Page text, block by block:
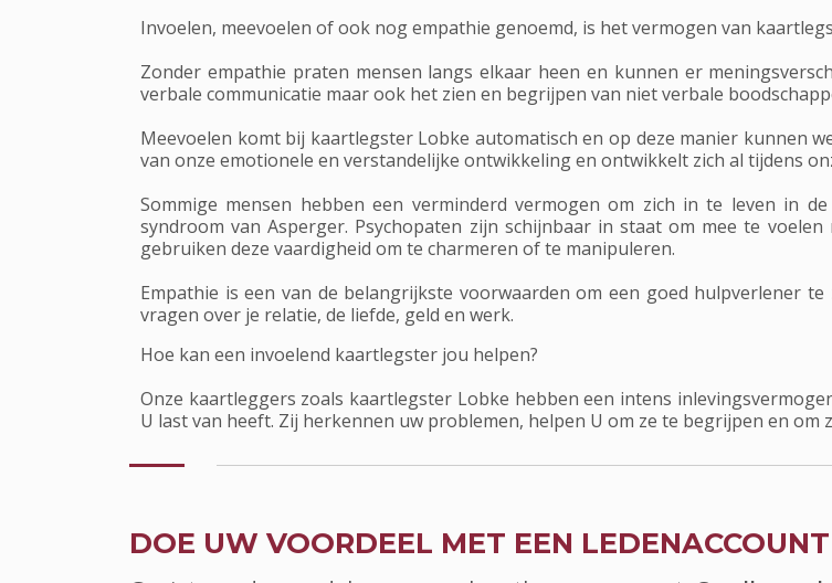
Invoelen, meevoelen of ook nog empathie genoemd, is het vermogen van
Zonder empathie praten mensen langs elkaar heen en kunnen er
verbale communicatie maar ook het zien en begrijpen van niet verbale
Meevoelen komt bij kaartlegster Lobke automatisch en op deze manier kunnen
van onze emotionele en verstandelijke ontwikkeling en ontwikkelt zich al tijdens
Sommige mensen hebben een verminderd vermogen om zich in te leven in
syndroom van Asperger. Psychopaten zijn schijnbaar in staat om mee te
gebruiken deze vaardigheid om te charmeren of te manipuleren.
Empathie is een van de belangrijkste voorwaarden om een goed hulpverlener
vragen over je relatie, de liefde, geld en werk.
Hoe kan een invoelend kaartlegster jou helpen?
Onze kaartleggers zoals kaartlegster Lobke hebben een intens
U last van heeft. Zij herkennen uw problemen, helpen U om ze te begrijpen en om
DOE UW VOORDEEL MET EEN LEDENACCOUNT